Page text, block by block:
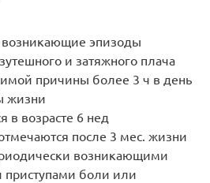
возникающие эпизоды
и затяжного плача
причины более 3 ч в день
жизни
в возрасте 6 нед
после 3 мес. жизни
возникающими
приступами боли или